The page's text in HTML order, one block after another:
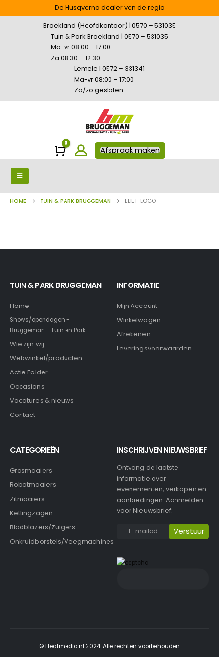
De Husqvarna dealer van de regio
Broekland (Hoofdkantoor) | 0570 – 531035
Tuin & Park Broekland | 0570 – 531035
Ma-vr 08:00 – 17:00
Za 08:30 – 12:30
Lemele | 0572 – 331341
Ma-vr 08:00 – 17:00
Za/zo gesloten
Winkelwagen
0
Afspraak maken
HOME TUIN & PARK BRUGGEMAN ELIET-LOGO
TUIN & PARK BRUGGEMAN
Home
Shows/opendagen -
Bruggeman - Tuin en Park
Wie zijn wij
Webwinkel/producten
Actie Folder
Occasions
Vacatures & nieuws
Contact
INFORMATIE
Mijn Account
Winkelwagen
Afrekenen
Leveringsvoorwaarden
CATEGORIEËN
Grasmaaiers
Robotmaaiers
Zitmaaiers
Kettingzagen
Bladblazers/Zuigers
Onkruidborstels/Veegmachines
INSCHRIJVEN NIEUWSBRIEF
Ontvang de laatste
informatie over
evenementen, verkopen en
aanbiedingen. Aanmelden
voor Nieuwsbrief:
© Heatmedia.nl 2024. Alle rechten voorbehouden